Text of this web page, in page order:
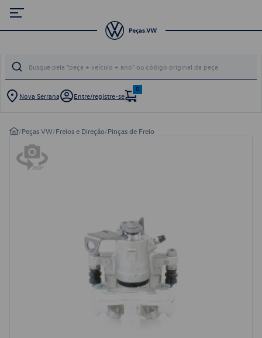
Nova Serrana Entre/registre-se
0
/Peças VW/Freios e Direção/Pinças de Freio